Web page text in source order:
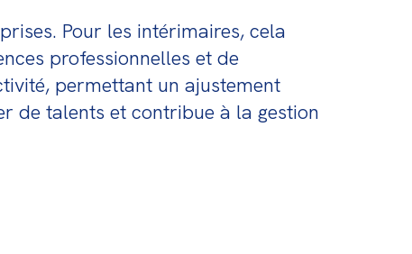
Pour les intérimaires, cela
professionnelles et de
permettant un ajustement
de talents et contribue à la gestion